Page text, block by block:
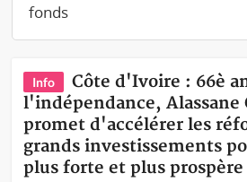
Info
Côte d'Ivoire : 66è
l'indépendance, Alassane
promet d'accélérer les
grands investissements
plus forte et plus prospère